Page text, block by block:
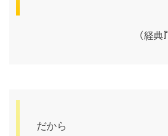
（経典『
だから